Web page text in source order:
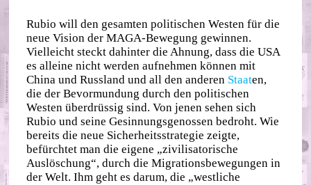
Rubio will den gesamten politischen Westen für die
neue Vision der MAGA-Bewegung gewinnen.
Vielleicht steckt dahinter die Ahnung, dass die USA
es alleine nicht werden aufnehmen können mit
China und Russland und all den anderen Staaten,
die der Bevormundung durch den politischen
Westen überdrüssig sind. Von jenen sehen sich
Rubio und seine Gesinnungsgenossen bedroht. Wie
bereits die neue Sicherheitsstrategie zeigte,
befürchtet man die eigene „zivilisatorische
Auslöschung“, durch die Migrationsbewegungen in
der Welt. Ihm geht es darum, die „westliche